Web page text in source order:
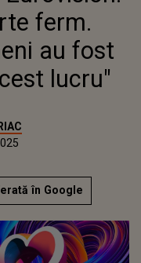
ferm.
au fost
lucru"
în Google